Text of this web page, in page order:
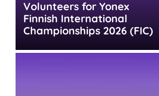
Volunteers for Yonex
Finnish International
Championships 2026 (FIC)